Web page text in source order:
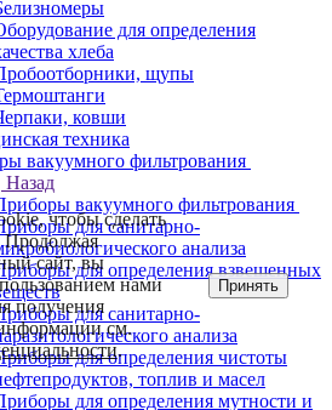
для определения
хлеба
щупы
ковши
техника
вакуумного фильтрования
Назад
вакуумного фильтрования
для санитарно-
анализа
для определения взвешенных
для санитарно-
анализа
для определения чистоты
топлив и масел
для определения мутности и
чтобы сделать
Продолжая
сайт, вы
нами
получения
см.
.
Принять